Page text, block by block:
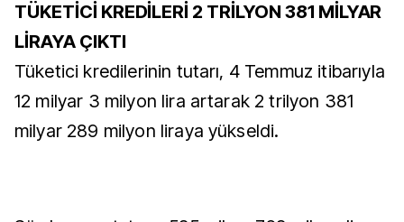
TÜKETİCİ KREDİLERİ 2 TRİLYON 381 MİLYAR
LİRAYA ÇIKTI
Tüketici kredilerinin tutarı, 4 Temmuz itibarıyla
12 milyar 3 milyon lira artarak 2 trilyon 381
milyar 289 milyon liraya yükseldi.